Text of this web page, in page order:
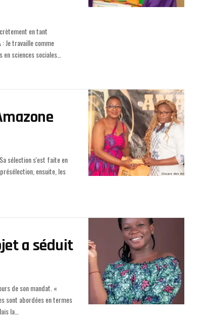
en sciences sociales…
a séduit
la…